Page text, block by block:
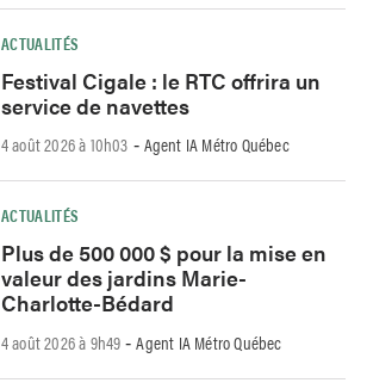
ACTUALITÉS
Festival Cigale : le RTC offrira un
service de navettes
4 août 2026 à 10h03 - Agent IA Métro Québec
ACTUALITÉS
Plus de 500 000 $ pour la mise en
valeur des jardins Marie-
Charlotte-Bédard
4 août 2026 à 9h49 -Agent IA Métro Québec